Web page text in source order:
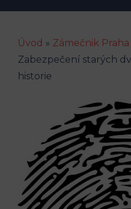
Úvod » Zámečnik Praha
Zabezpečení starých
historie